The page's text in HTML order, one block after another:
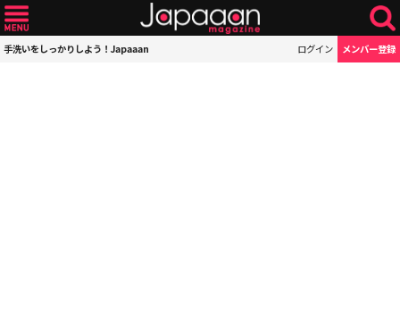
手洗いをしっかりしよう！Japaaan ログイン メンバー登録